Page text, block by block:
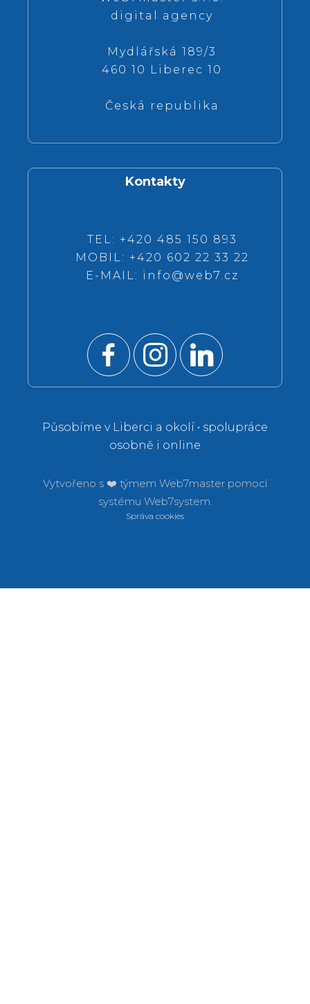
digital agency
Mydlářská 189/3
460 10 Liberec 10
Česká republika
Kontakty
TEL: +420 485 150 893
MOBIL: +420 602 22 33 22
E-MAIL: info@web7.cz
Působíme v Liberci a okolí • spolupráce
osobně i online
Vytvořeno s ❤️ týmem Web7master pomocí
systému Web7system.
Správa cookies